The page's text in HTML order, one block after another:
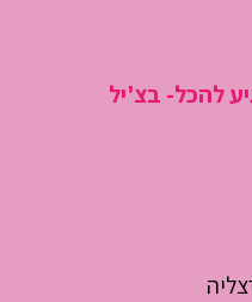
להכל- בצ'יל